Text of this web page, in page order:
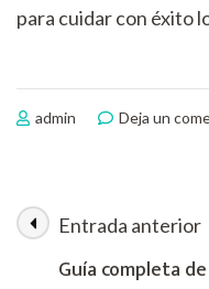
para cuidar con éxito
admin Deja un
Navegación
Entrada anterior
Guía completa